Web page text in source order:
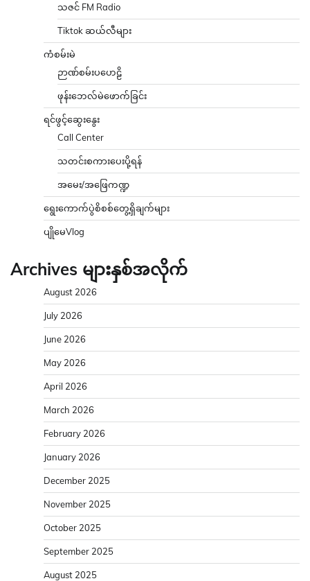
သဇင် FM Radio
Tiktok ဆယ်လီများ
ကံစမ်းမဲ
ဉာဏ်စမ်းပဟေဠိ
ဖုန်းဘေလ်မဲဖောက်ခြင်း
ရင်ဖွင့်ဆွေးနွေး
Call Center
သတင်းစကားပေးပို့ရန်
အမေး/အဖြေကဏ္ဍ
ရွေးကောက်ပွဲစိစစ်တွေ့ရှိချက်များ
ပျိုမေVlog
Archives များနှစ်အလိုက်
August 2026
July 2026
June 2026
May 2026
April 2026
March 2026
February 2026
January 2026
December 2025
November 2025
October 2025
September 2025
August 2025